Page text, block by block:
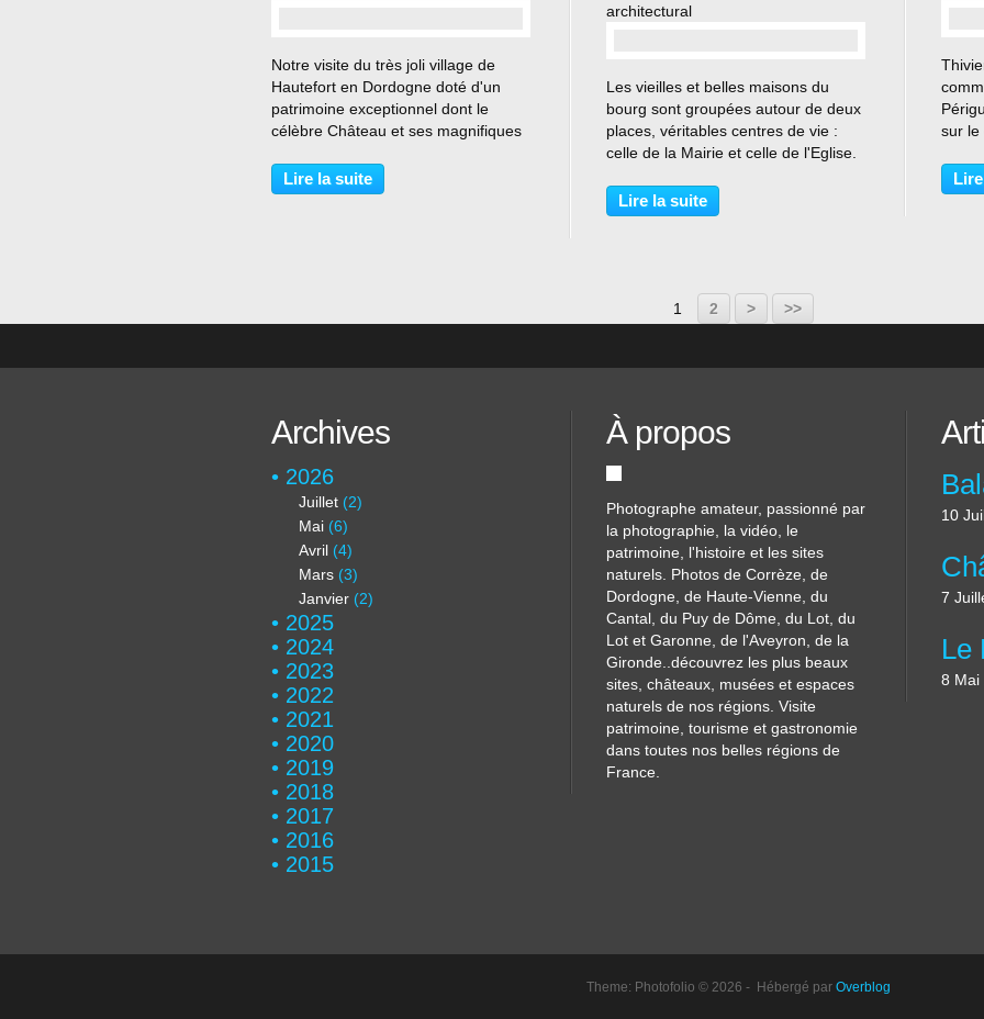
Notre visite du très joli village de
Hautefort en Dordogne doté d'un
patrimoine exceptionnel dont le
célèbre Château et ses magnifiques
Médecine, les puits, le jardin Artigue,
l'espace Eugène Le Roy, célèbre
Lire la suite
architectural
Les vieilles et belles maisons du
bourg sont groupées autour de deux
places, véritables centres de vie :
celle de la Mairie et celle de l'Eglise.
XIIème siècle est inscrite à
l'inventaire des Monuments
Lire la suite
sur le
1 2 > >>
Archives
2026
Juillet (2)
Mai (6)
Avril (4)
Mars (3)
Janvier (2)
2025
2024
2023
2022
2021
2020
2019
2018
2017
2016
2015
À propos
Photographe amateur, passionné par
la photographie, la vidéo, le
patrimoine, l'histoire et les sites
naturels. Photos de Corrèze, de
Dordogne, de Haute-Vienne, du
Cantal, du Puy de Dôme, du Lot, du
Lot et Garonne, de l'Aveyron, de la
Gironde..découvrez les plus beaux
sites, châteaux, musées et espaces
naturels de nos régions. Visite
patrimoine, tourisme et gastronomie
dans toutes nos belles régions de
France.
10
7
8 Mai
Theme: Photofolio © 2026 - Hébergé par Overblog